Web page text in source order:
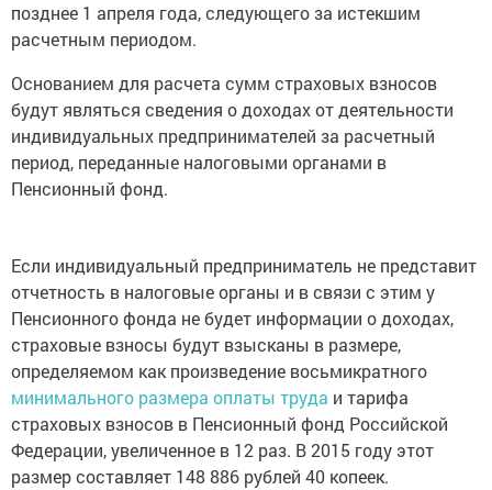
позднее 1 апреля года, следующего за истекшим
расчетным периодом.
Основанием для расчета сумм страховых взносов
будут являться сведения о доходах от деятельности
индивидуальных предпринимателей за расчетный
период, переданные налоговыми органами в
Пенсионный фонд.
Если индивидуальный предприниматель не представит
отчетность в налоговые органы и в связи с этим у
Пенсионного фонда не будет информации о доходах,
страховые взносы будут взысканы в размере,
определяемом как произведение восьмикратного
минимального размера оплаты труда и тарифа
страховых взносов в Пенсионный фонд Российской
Федерации, увеличенное в 12 раз. В 2015 году этот
размер составляет 148 886 рублей 40 копеек.